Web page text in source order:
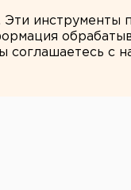
инструменты
соглашаетесь с